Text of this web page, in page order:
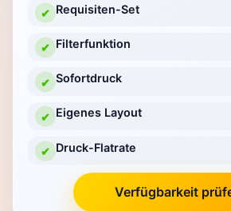
✔ Requisiten-Set
✔ Filterfunktion
✔ Sofortdruck
✔ Eigenes Layout
✔ Druck-Flatrate
Verfügbarkeit